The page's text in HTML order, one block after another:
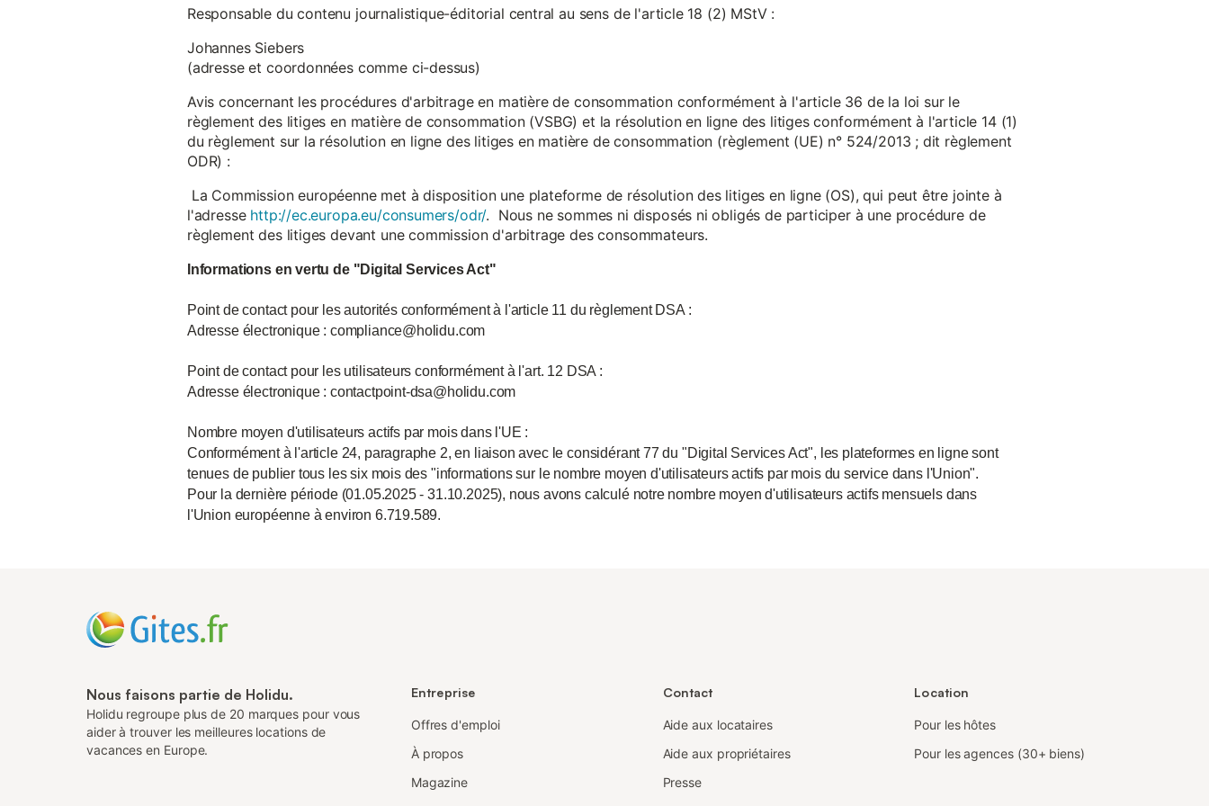
Responsable du contenu journalistique-éditorial central au sens de l'article 18 (2) MStV :
Johannes Siebers
(adresse et coordonnées comme ci-dessus)
Avis concernant les procédures d'arbitrage en matière de consommation conformément à l'article 36 de la loi sur le
règlement des litiges en matière de consommation (VSBG) et la résolution en ligne des litiges conformément à l'article 14 (1)
du règlement sur la résolution en ligne des litiges en matière de consommation (règlement (UE) n° 524/2013 ; dit règlement
ODR) :
La Commission européenne met à disposition une plateforme de résolution des litiges en ligne (OS), qui peut être jointe à
l'adresse http://ec.europa.eu/consumers/odr/. Nous ne sommes ni disposés ni obligés de participer à une procédure de
règlement des litiges devant une commission d'arbitrage des consommateurs.
Informations en vertu de "Digital Services Act"
Point de contact pour les autorités conformément à l'article 11 du règlement DSA :
Adresse électronique : compliance@holidu.com
Point de contact pour les utilisateurs conformément à l'art. 12 DSA :
Adresse électronique : contactpoint-dsa@holidu.com
Nombre moyen d'utilisateurs actifs par mois dans l'UE :
Conformément à l'article 24, paragraphe 2, en liaison avec le considérant 77 du "Digital Services Act", les plateformes en ligne sont
tenues de publier tous les six mois des "informations sur le nombre moyen d'utilisateurs actifs par mois du service dans l'Union".
Pour la dernière période (01.05.2025 - 31.10.2025), nous avons calculé notre nombre moyen d'utilisateurs actifs mensuels dans
l'Union européenne à environ 6.719.589.
Nous faisons partie de Holidu.
Holidu regroupe plus de 20 marques pour vous
aider à trouver les meilleures locations de
vacances en Europe.
Entreprise
Offres d'emploi
À propos
Magazine
Contact
Aide aux locataires
Aide aux propriétaires
Presse
Location
Pour les hôtes
Pour les agences (30+ biens)